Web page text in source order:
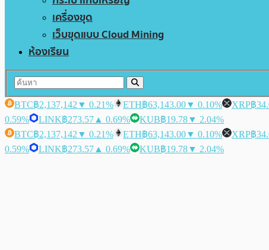
เครื่องขุด
เว็บขุดแบบ Cloud Mining
ห้องเรียน
BTC฿2,137,142 ▼ 0.21% ETH฿63,143.00▼ 0.10% XRP฿
0.59%
LINK฿273.57 ▲ 0.69% KUB฿19.78▼ 2.04%
BTC฿2,137,142 ▼ 0.21% ETH฿63,143.00▼ 0.10% XRP฿
0.59%
LINK฿273.57 ▲ 0.69% KUB฿19.78▼ 2.04%